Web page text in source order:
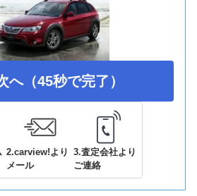
へ（45秒で完了）
2.carview!より
メール
3.査定会社より
ご連絡